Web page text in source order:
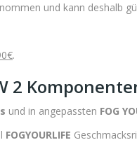
und kann deshalb
.
2
und in angepassten FOG
FOGYOURLIFE